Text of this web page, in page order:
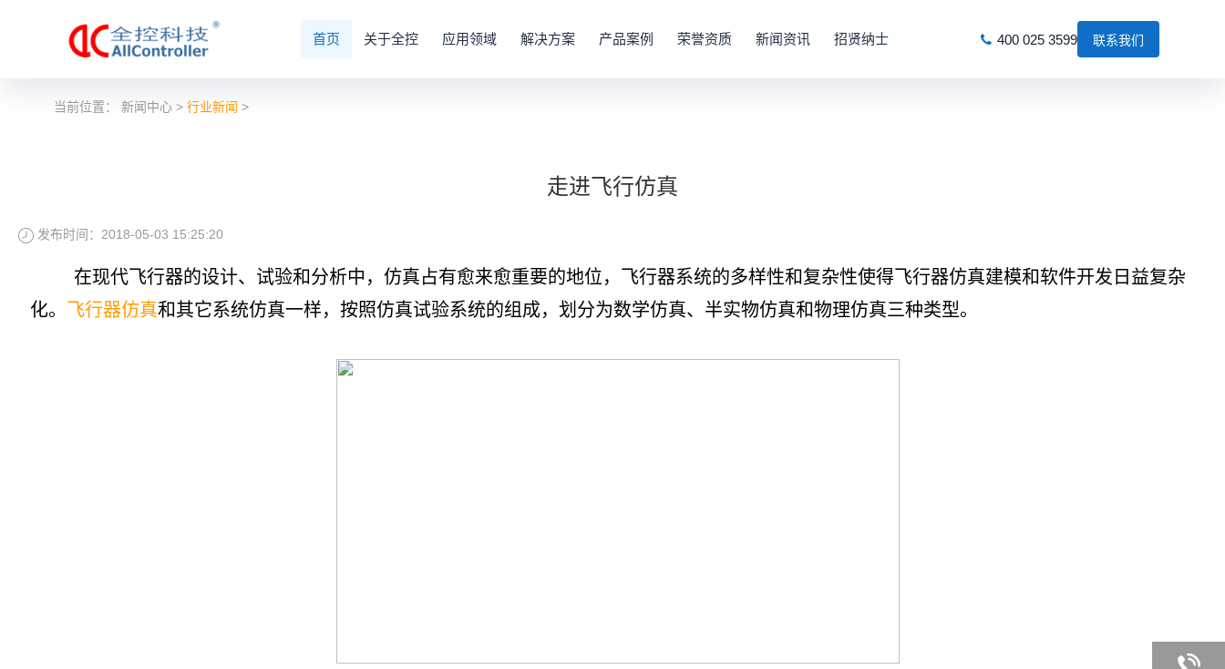
首页 关于全控 应用领域 解决方案 产品案例 荣誉资质 新闻资讯 招贤纳士 400 025 3599 联系我们
当前位置：新闻中心 >行业新闻 >
走进飞行仿真
发布时间：2018-05-03 15:25:20
在现代飞行器的设计、试验和分析中，仿真占有愈来愈重要的地位，飞行器系统的多样性和复杂性使得飞行器仿真建模和软件开发日益复杂
化。 飞行器仿真和其它系统仿真一样，按照仿真试验系统的组成，划分为数学仿真、半实物仿真和物理仿真三种类型。